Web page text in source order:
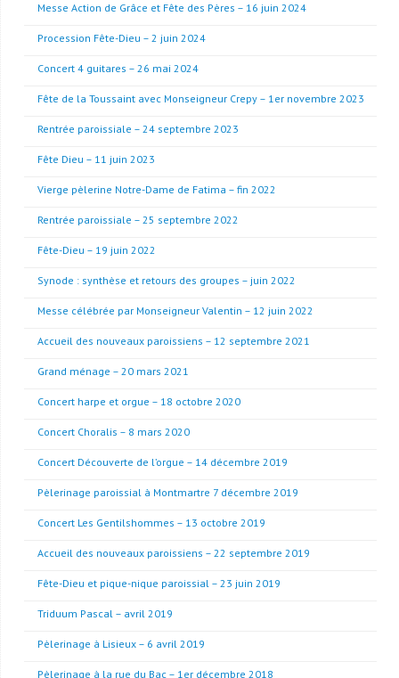
Messe Action de Grâce et Fête des Pères – 16 juin 2024
Procession Fête-Dieu – 2 juin 2024
Concert 4 guitares – 26 mai 2024
Fête de la Toussaint avec Monseigneur Crepy – 1er novembre 2023
Rentrée paroissiale – 24 septembre 2023
Fête Dieu – 11 juin 2023
Vierge pèlerine Notre-Dame de Fatima – fin 2022
Rentrée paroissiale – 25 septembre 2022
Fête-Dieu – 19 juin 2022
Synode : synthèse et retours des groupes – juin 2022
Messe célébrée par Monseigneur Valentin – 12 juin 2022
Accueil des nouveaux paroissiens – 12 septembre 2021
Grand ménage – 20 mars 2021
Concert harpe et orgue – 18 octobre 2020
Concert Choralis – 8 mars 2020
Concert Découverte de l’orgue – 14 décembre 2019
Pèlerinage paroissial à Montmartre 7 décembre 2019
Concert Les Gentilshommes – 13 octobre 2019
Accueil des nouveaux paroissiens – 22 septembre 2019
Fête-Dieu et pique-nique paroissial – 23 juin 2019
Triduum Pascal – avril 2019
Pèlerinage à Lisieux – 6 avril 2019
Pèlerinage à la rue du Bac – 1er décembre 2018